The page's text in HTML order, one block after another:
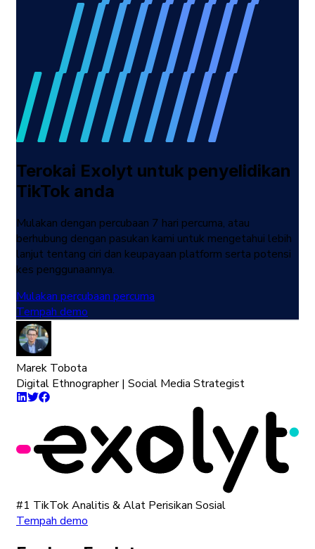
Terokai Exolyt untuk penyelidikan
TikTok anda
Mulakan dengan percubaan 7 hari percuma, atau
berhubung dengan pasukan kami untuk mengetahui lebih
lanjut tentang ciri dan keupayaan platform serta potensi
kes penggunaannya.
Mulakan percubaan percuma
Tempah demo
Marek Tobota
Digital Ethnographer | Social Media Strategist
#1 TikTok Analitis & Alat Perisikan Sosial
Tempah demo